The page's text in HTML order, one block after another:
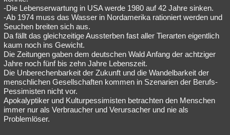
-Die Lebenserwartung in USA werde 1980 auf 42 Jahre sinken.
-Ab 1974 muss das Wasser in Nordamerika rationiert werden und
Seuchen breiten sich aus.
Da fällt das gleichzeitige Aussterben fast aller Tierarten eigentlich
kaum noch ins Gewicht.
Die Zeitungen gaben dem deutschen Wald Anfang der achtziger
Jahre noch fünf bis zehn Jahre Lebenszeit.
Die Unberechenbarkeit der Zukunft und die Wandelbarkeit der
menschlichen Gesellschaften kommen in Szenarien der Berufs-
Pessimisten nicht vor.
Apokalyptiker und Kulturpessimisten betrachten den Menschen
immer nur als Verbraucher und Verursacher und nie als
Problemlöser.